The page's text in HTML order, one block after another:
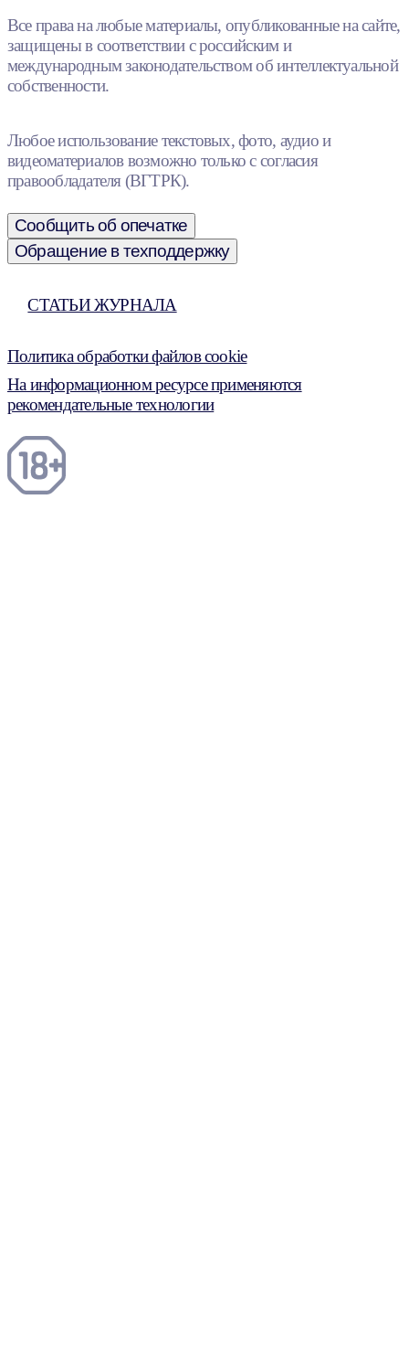
Все права на любые материалы, опубликованные на сайте,
защищены в соответствии с российским и
международным законодательством об интеллектуальной
собственности.
Любое использование текстовых, фото, аудио и
видеоматериалов возможно только с согласия
правообладателя (ВГТРК).
Сообщить об опечатке
Обращение в техподдержку
СТАТЬИ ЖУРНАЛА
Политика обработки файлов cookie
На информационном ресурсе применяются
рекомендательные технологии